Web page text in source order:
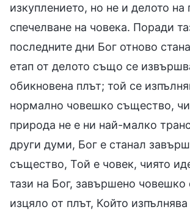
изкуплението, но не и делото на
спечелване на човека. Поради
последните дни Бог отново
етап от делото също се
обикновена плът; той се
нормално човешко същество,
природа не е ни най-малко
други думи, Бог е станал
същество, Той е човек, чиято
тази на Бог, завършено
изцяло от плът, Който